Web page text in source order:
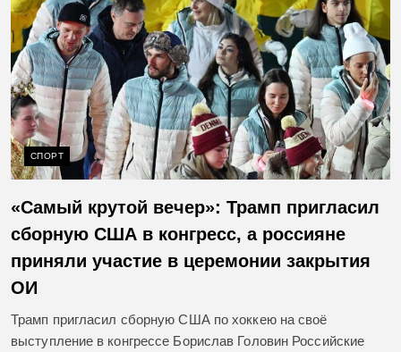
СПОРТ
«Самый крутой вечер»: Трамп пригласил
сборную США в конгресс, а россияне
приняли участие в церемонии закрытия
ОИ
Трамп пригласил сборную США по хоккею на своё
выступление в конгрессе Борислав Головин Российские